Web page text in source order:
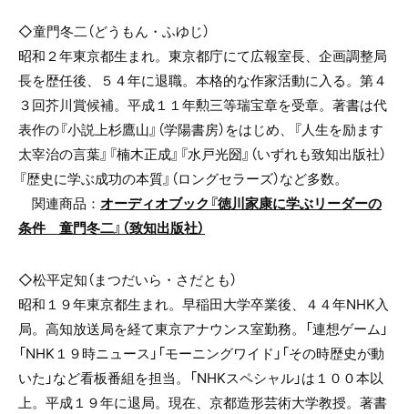
◇童門冬二（どうもん・ふゆじ）
昭和２年東京都生まれ。東京都庁にて広報室長、企画調整局
長を歴任後、５４年に退職。本格的な作家活動に入る。第４
３回芥川賞候補。平成１１年勲三等瑞宝章を受章。著書は代
表作の『小説上杉鷹山』（学陽書房）をはじめ、『人生を励ます
太宰治の言葉』『楠木正成』『水戸光圀』（いずれも致知出版社）
『歴史に学ぶ成功の本質』（ロングセラーズ）など多数。
関連商品： オーディオブック『徳川家康に学ぶリーダーの
条件 童門冬二』（致知出版社）
◇松平定知（まつだいら・さだとも）
昭和１９年東京都生まれ。早稲田大学卒業後、４４年NHK入
局。高知放送局を経て東京アナウンス室勤務。「連想ゲーム」
「NHK１９時ニュース」「モーニングワイド」「その時歴史が動
いた」など看板番組を担当。「NHKスペシャル」は１００本以
上。平成１９年に退局。現在、京都造形芸術大学教授。著書